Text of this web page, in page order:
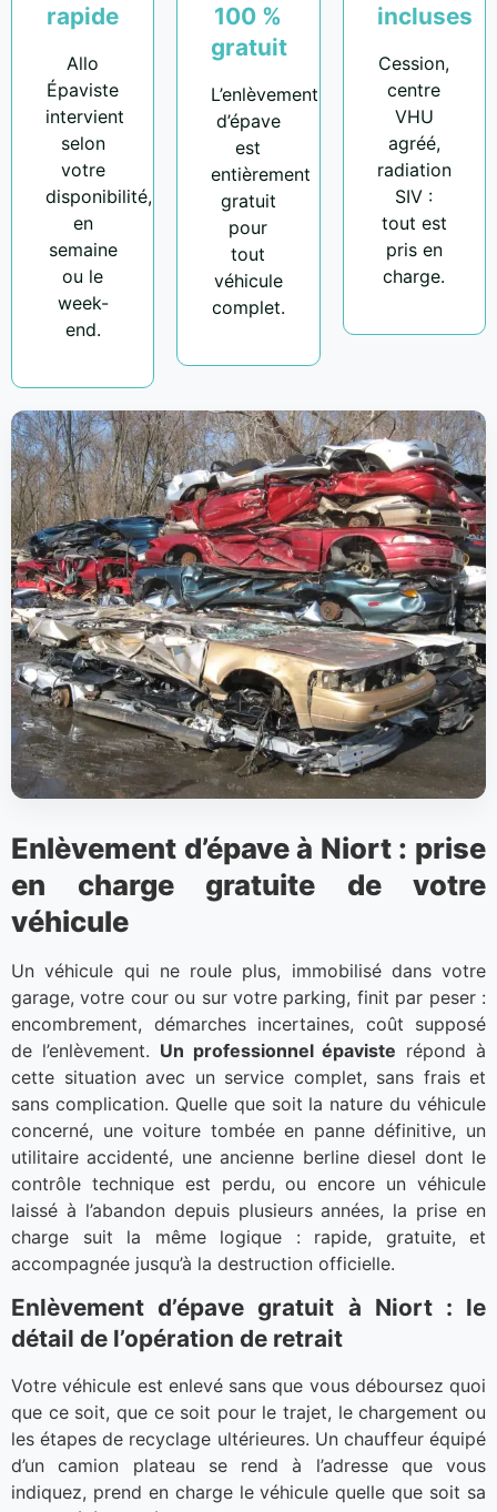
rapide
Allo
Épaviste
intervient
selon
votre
disponibilité,
en
semaine
ou le
week-
end.
100 %
gratuit
L’enlèvement
d’épave
est
entièrement
gratuit
pour
tout
véhicule
complet.
incluses
Cession,
centre
VHU
agréé,
radiation
SIV :
tout est
pris en
charge.
Enlèvement d’épave à Niort : prise
en charge gratuite de votre
véhicule
Un véhicule qui ne roule plus, immobilisé dans votre
garage, votre cour ou sur votre parking, finit par peser :
encombrement, démarches incertaines, coût supposé
de l’enlèvement. Un professionnel épaviste répond à
cette situation avec un service complet, sans frais et
sans complication. Quelle que soit la nature du véhicule
concerné, une voiture tombée en panne définitive, un
utilitaire accidenté, une ancienne berline diesel dont le
contrôle technique est perdu, ou encore un véhicule
laissé à l’abandon depuis plusieurs années, la prise en
charge suit la même logique : rapide, gratuite, et
accompagnée jusqu’à la destruction officielle.
Enlèvement d’épave gratuit à Niort : le
détail de l’opération de retrait
Votre véhicule est enlevé sans que vous déboursez quoi
que ce soit, que ce soit pour le trajet, le chargement ou
les étapes de recyclage ultérieures. Un chauffeur équipé
d’un camion plateau se rend à l’adresse que vous
indiquez, prend en charge le véhicule quelle que soit sa